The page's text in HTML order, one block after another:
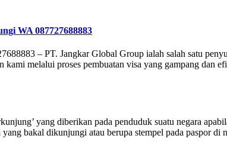
WA 087727688883
– PT. Jangkar Global Group ialah salah satu
melalui proses pembuatan visa yang gampang dan
yang diberikan pada penduduk suatu negara
bakal dikunjungi atau berupa stempel pada paspor di